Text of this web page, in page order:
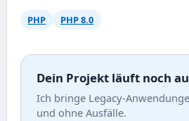
PHP PHP 8.0
Dein Projekt läuft noch
Ich bringe Legacy-
und ohne Ausfälle.